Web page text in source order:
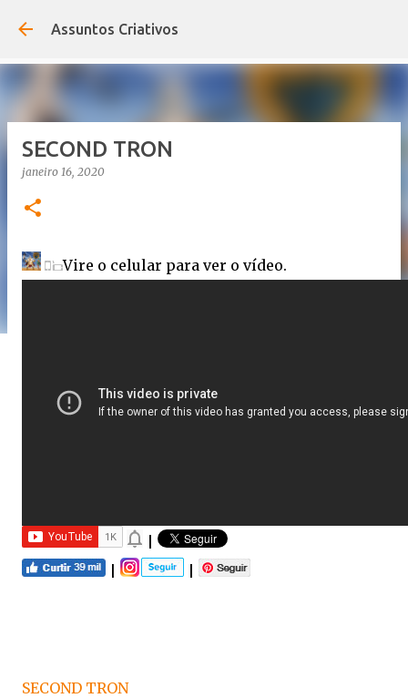
Pular para o conteúdo principal
Assuntos Criativos
SECOND TRON
janeiro 16, 2020
Vire o celular para ver o vídeo.
SECOND TRON